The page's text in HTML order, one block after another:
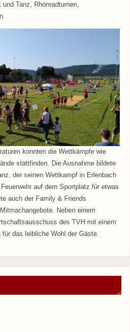
Tanz, Rhönradturnen,
konnten die Wettkämpfe wie
stattfinden. Die Ausnahme bildete
der seinen Wettkampf in Erlenbach
auf dem Sportplatz für etwas
auch der Family & Friends
Neben einem
des TVH mit einem
das leibliche Wohl der Gäste.